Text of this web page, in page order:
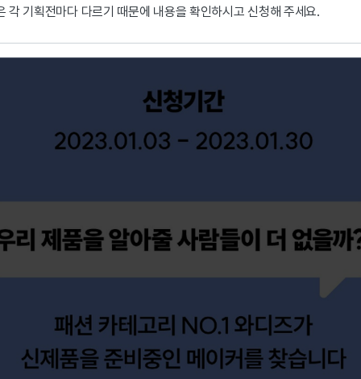
각 기획전마다 다르기 때문에 내용을 확인하시고 신청해 주세요.